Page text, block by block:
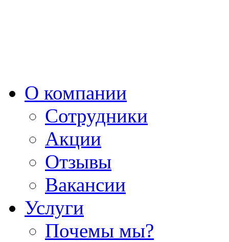
О компании
Сотрудники
Акции
Отзывы
Вакансии
Услуги
Почемы мы?